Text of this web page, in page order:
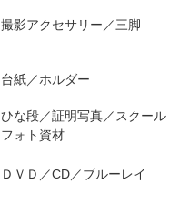
撮影アクセサリー／三脚
台紙／ホルダー
ひな段／証明写真／スクール
フォト資材
ＤＶＤ／CD／ブルーレイ